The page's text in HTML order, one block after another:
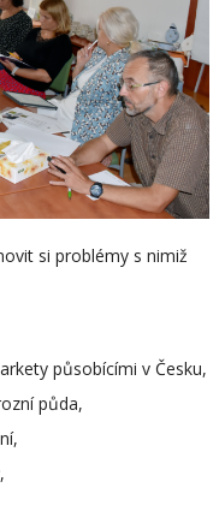
si problémy s nimiž
působícími v Česku,
půda,